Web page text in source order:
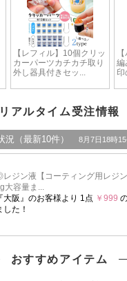
リアルタイム受注情報
おすすめアイテム